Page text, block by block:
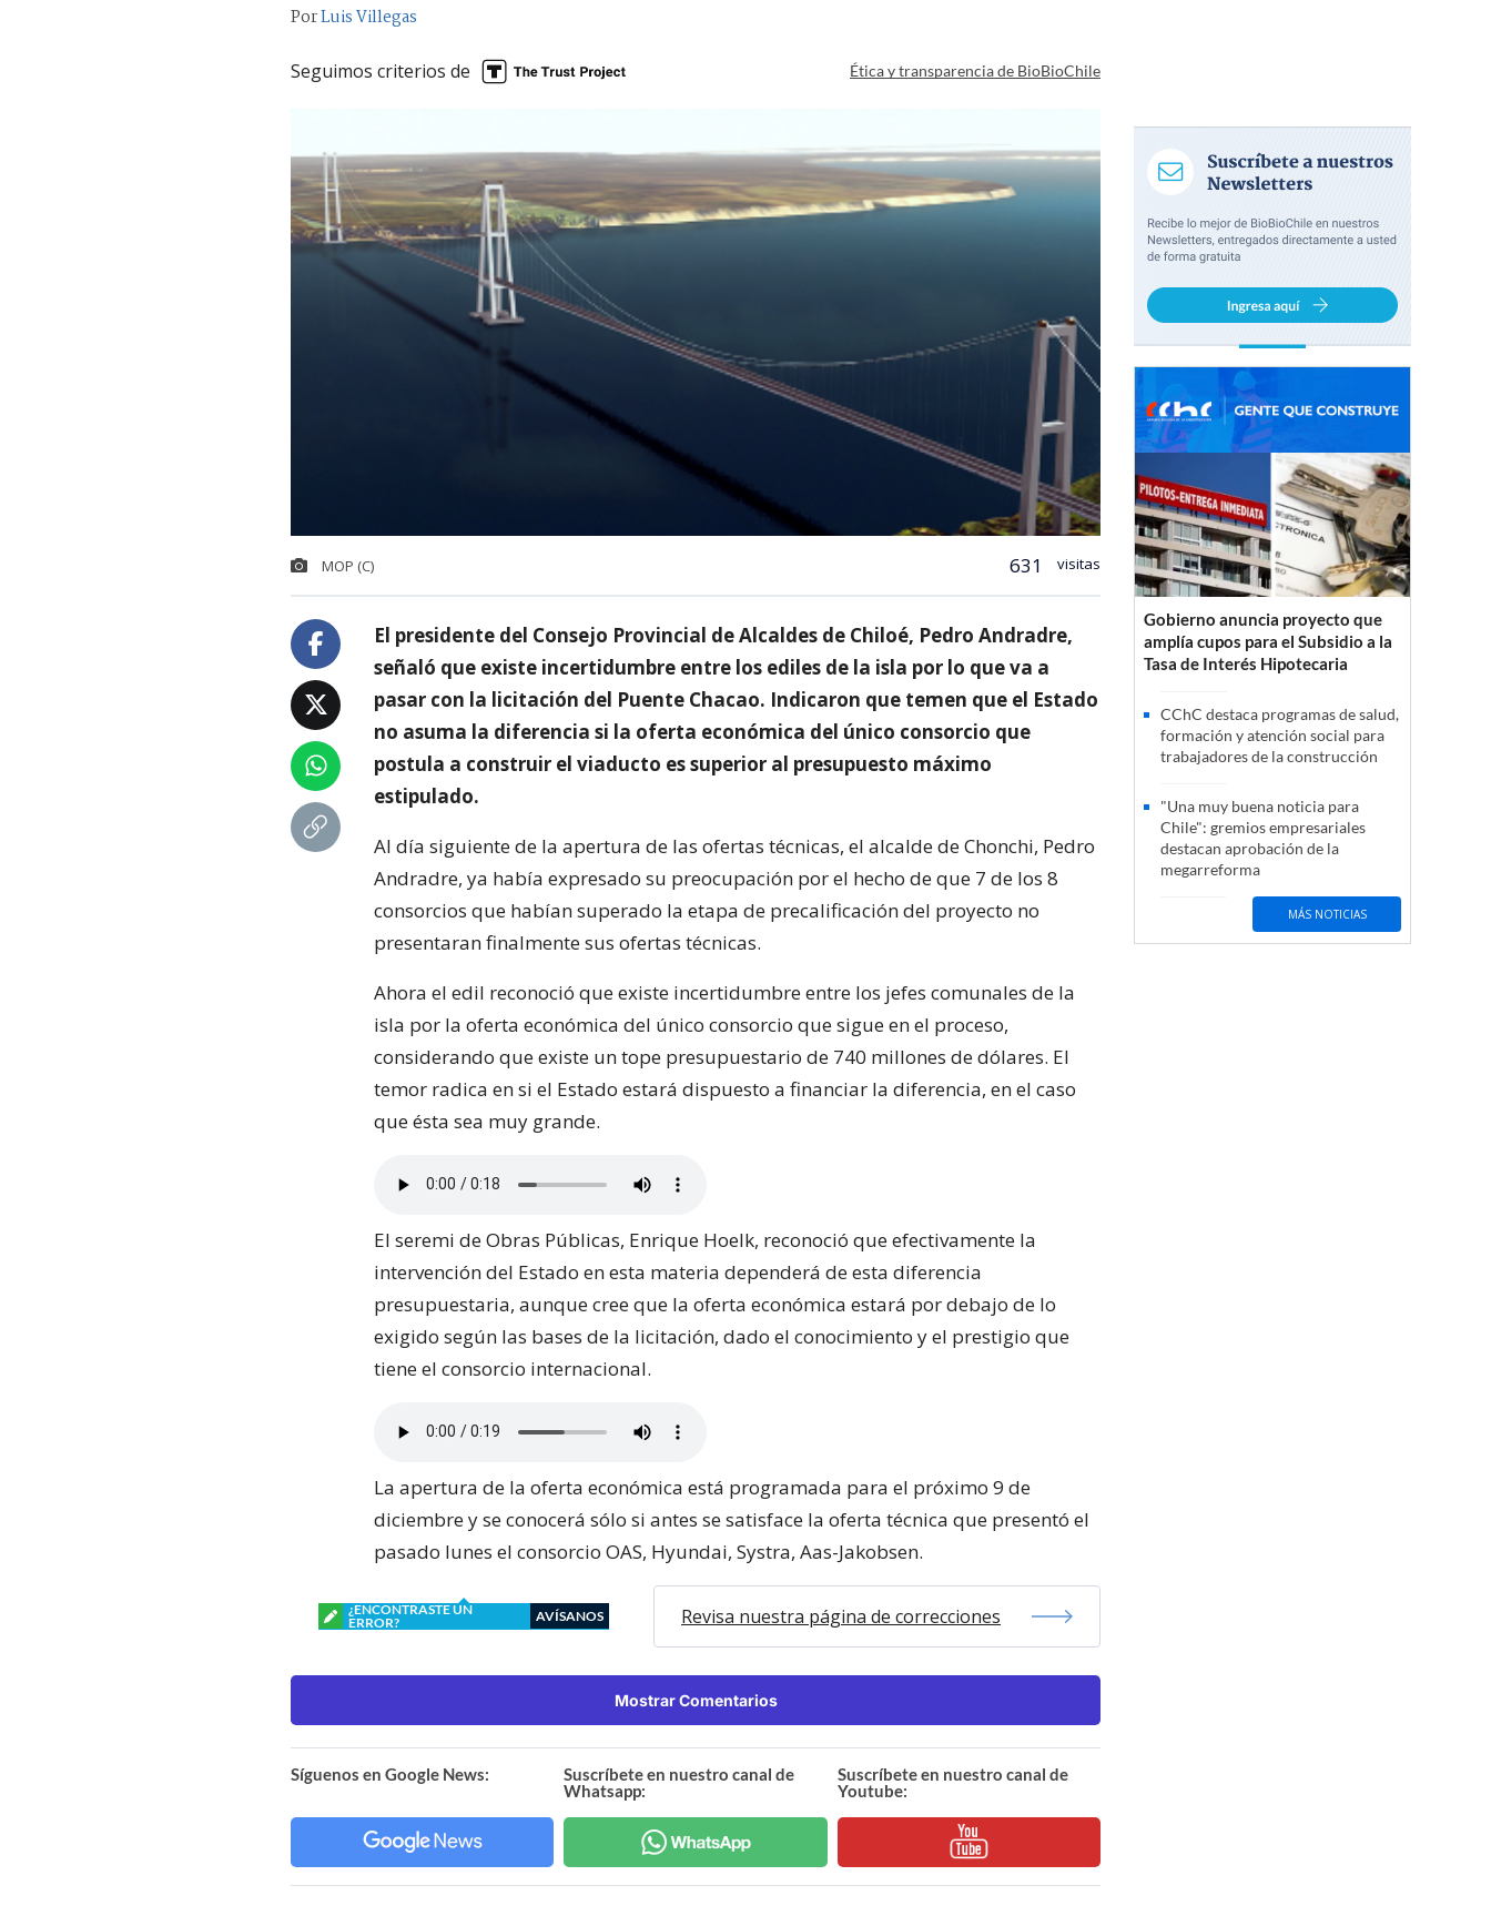
PorLuis Villegas
Seguimos criterios de Ética y transparencia de BioBioChile
MOP (C) 631 visitas
El presidente del Consejo Provincial de Alcaldes de Chiloé, Pedro Andradre,
señaló que existe incertidumbre entre los ediles de la isla por lo que va a
pasar con la licitación del Puente Chacao. Indicaron que temen que el Estado
no asuma la diferencia si la oferta económica del único consorcio que
postula a construir el viaducto es superior al presupuesto máximo
estipulado.
Al día siguiente de la apertura de las ofertas técnicas, el alcalde de Chonchi, Pedro
Andradre, ya había expresado su preocupación por el hecho de que 7 de los 8
consorcios que habían superado la etapa de precalificación del proyecto no
presentaran finalmente sus ofertas técnicas.
Ahora el edil reconoció que existe incertidumbre entre los jefes comunales de la
isla por la oferta económica del único consorcio que sigue en el proceso,
considerando que existe un tope presupuestario de 740 millones de dólares. El
temor radica en si el Estado estará dispuesto a financiar la diferencia, en el caso
que ésta sea muy grande.
El seremi de Obras Públicas, Enrique Hoelk, reconoció que efectivamente la
intervención del Estado en esta materia dependerá de esta diferencia
presupuestaria, aunque cree que la oferta económica estará por debajo de lo
exigido según las bases de la licitación, dado el conocimiento y el prestigio que
tiene el consorcio internacional.
La apertura de la oferta económica está programada para el próximo 9 de
diciembre y se conocerá sólo si antes se satisface la oferta técnica que presentó el
pasado lunes el consorcio OAS, Hyundai, Systra, Aas-Jakobsen.
¿ENCONTRASTE UN
ERROR?
AVÍSANOS Revisa nuestra página de correcciones
Mostrar Comentarios
Síguenos en Google News:
Suscríbete en nuestro canal de
Whatsapp:
Suscríbete en nuestro canal de
Youtube:
Gobierno anuncia proyecto que
amplía cupos para el Subsidio a la
Tasa de Interés Hipotecaria
CChC destaca programas de salud,
formación y atención social para
trabajadores de la construcción
"Una muy buena noticia para
Chile": gremios empresariales
destacan aprobación de la
megarreforma
MÁS NOTICIAS